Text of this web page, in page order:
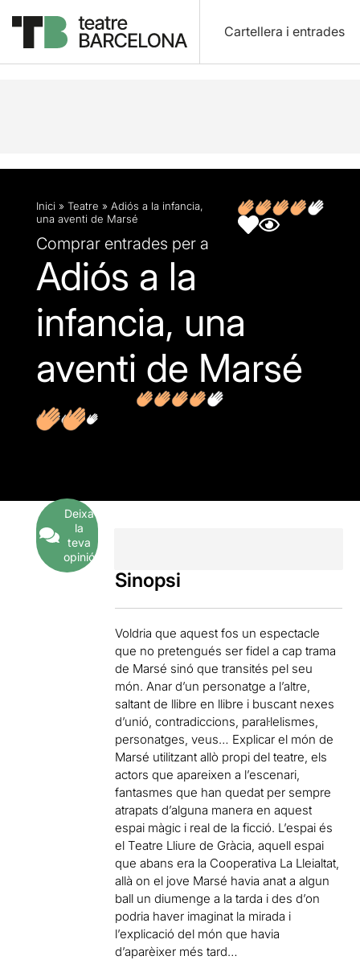
Cartellera i entrades
Descripció Fitxa artística Opinions
Inici » Teatre » Adiós a la infancia,
una aventi de Marsé
Comprar entrades per a
Adiós a la
infancia, una
aventi de Marsé
Deixa
la
teva
opinió
Sinopsi
Voldria que aquest fos un espectacle
que no pretengués ser fidel a cap trama
de Marsé sinó que transités pel seu
món. Anar d’un personatge a l’altre,
saltant de llibre en llibre i buscant nexes
d’unió, contradiccions, paral·lelismes,
personatges, veus… Explicar el món de
Marsé utilitzant allò propi del teatre, els
actors que apareixen a l’escenari,
fantasmes que han quedat per sempre
atrapats d’alguna manera en aquest
espai màgic i real de la ficció. L’espai és
el Teatre Lliure de Gràcia, aquell espai
que abans era la Cooperativa La Lleialtat,
allà on el jove Marsé havia anat a algun
ball un diumenge a la tarda i des d’on
podria haver imaginat la mirada i
l’explicació del món que havia
d’aparèixer més tard…